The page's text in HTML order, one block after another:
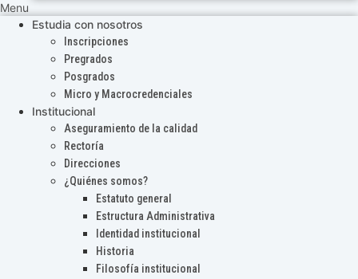
Menu
Estudia con nosotros
Inscripciones
Pregrados
Posgrados
Micro y Macrocredenciales
Institucional
Aseguramiento de la calidad
Rectoría
Direcciones
¿Quiénes somos?
Estatuto general
Estructura Administrativa
Identidad institucional
Historia
Filosofía institucional